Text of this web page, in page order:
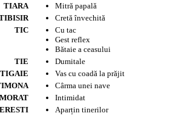
TIARA
Mitră papală
Cretă învechită
TIC
Cu tac
Gest reflex
Bătaie a ceasului
TIE
Dumitale
TIGAIE
Vas cu coadă la prăjit
Cârma unei nave
Intimidat
Aparțin tinerilor